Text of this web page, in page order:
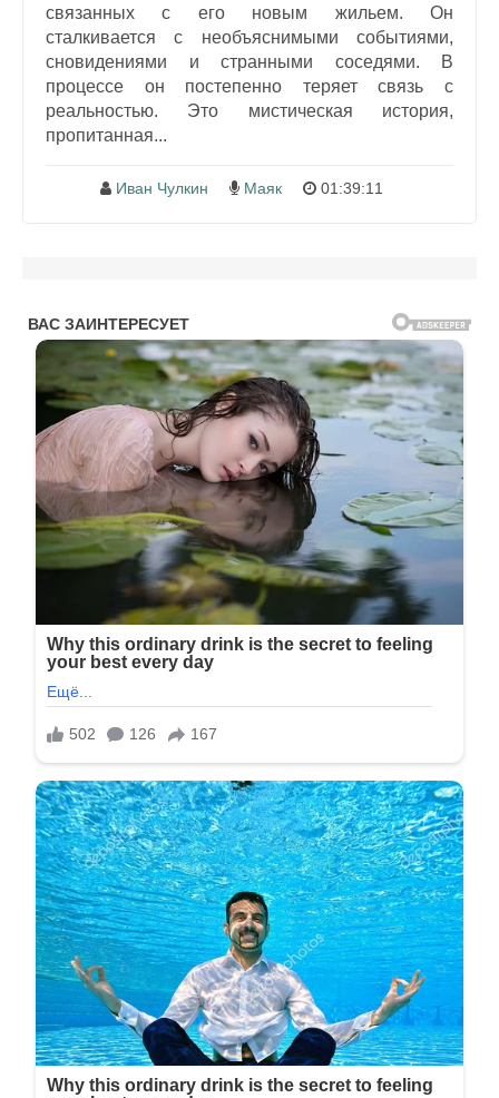
связанных с его новым жильем. Он
сталкивается с необъяснимыми событиями,
сновидениями и странными соседями. В
процессе он постепенно теряет связь с
реальностью. Это мистическая история,
пропитанная...
Иван Чулкин Маяк 01:39:11